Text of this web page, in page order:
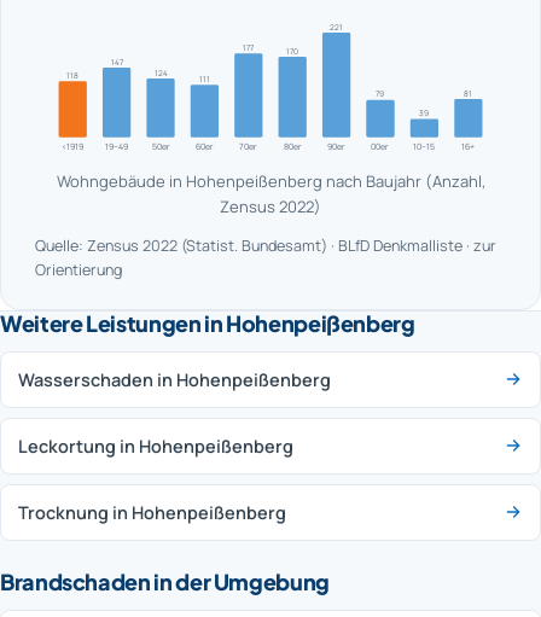
<1919
118
19–49
147
50er
124
60er
111
70er
177
80er
170
90er
221
00er
79
10–15
39
16+
81
Wohngebäude in Hohenpeißenberg nach Baujahr (Anzahl,
Zensus 2022)
Quelle: Zensus 2022 (Statist. Bundesamt) · BLfD Denkmalliste · zur
Orientierung
Weitere Leistungen in Hohenpeißenberg
Wasserschaden in Hohenpeißenberg
Leckortung in Hohenpeißenberg
Trocknung in Hohenpeißenberg
Brandschaden in der Umgebung